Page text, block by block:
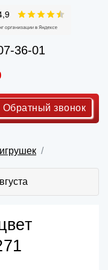
36-01
Обратный звонок